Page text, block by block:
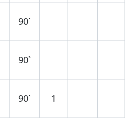
90`
90`
90` 1